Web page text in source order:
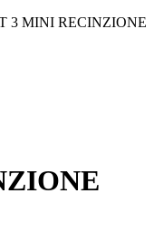
3 MINI RECINZIONE